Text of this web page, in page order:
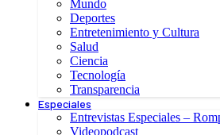
Mundo
Deportes
Entretenimiento y Cultura
Salud
Ciencia
Tecnología
Transparencia
Especiales
Entrevistas Especiales –
Videopodcast